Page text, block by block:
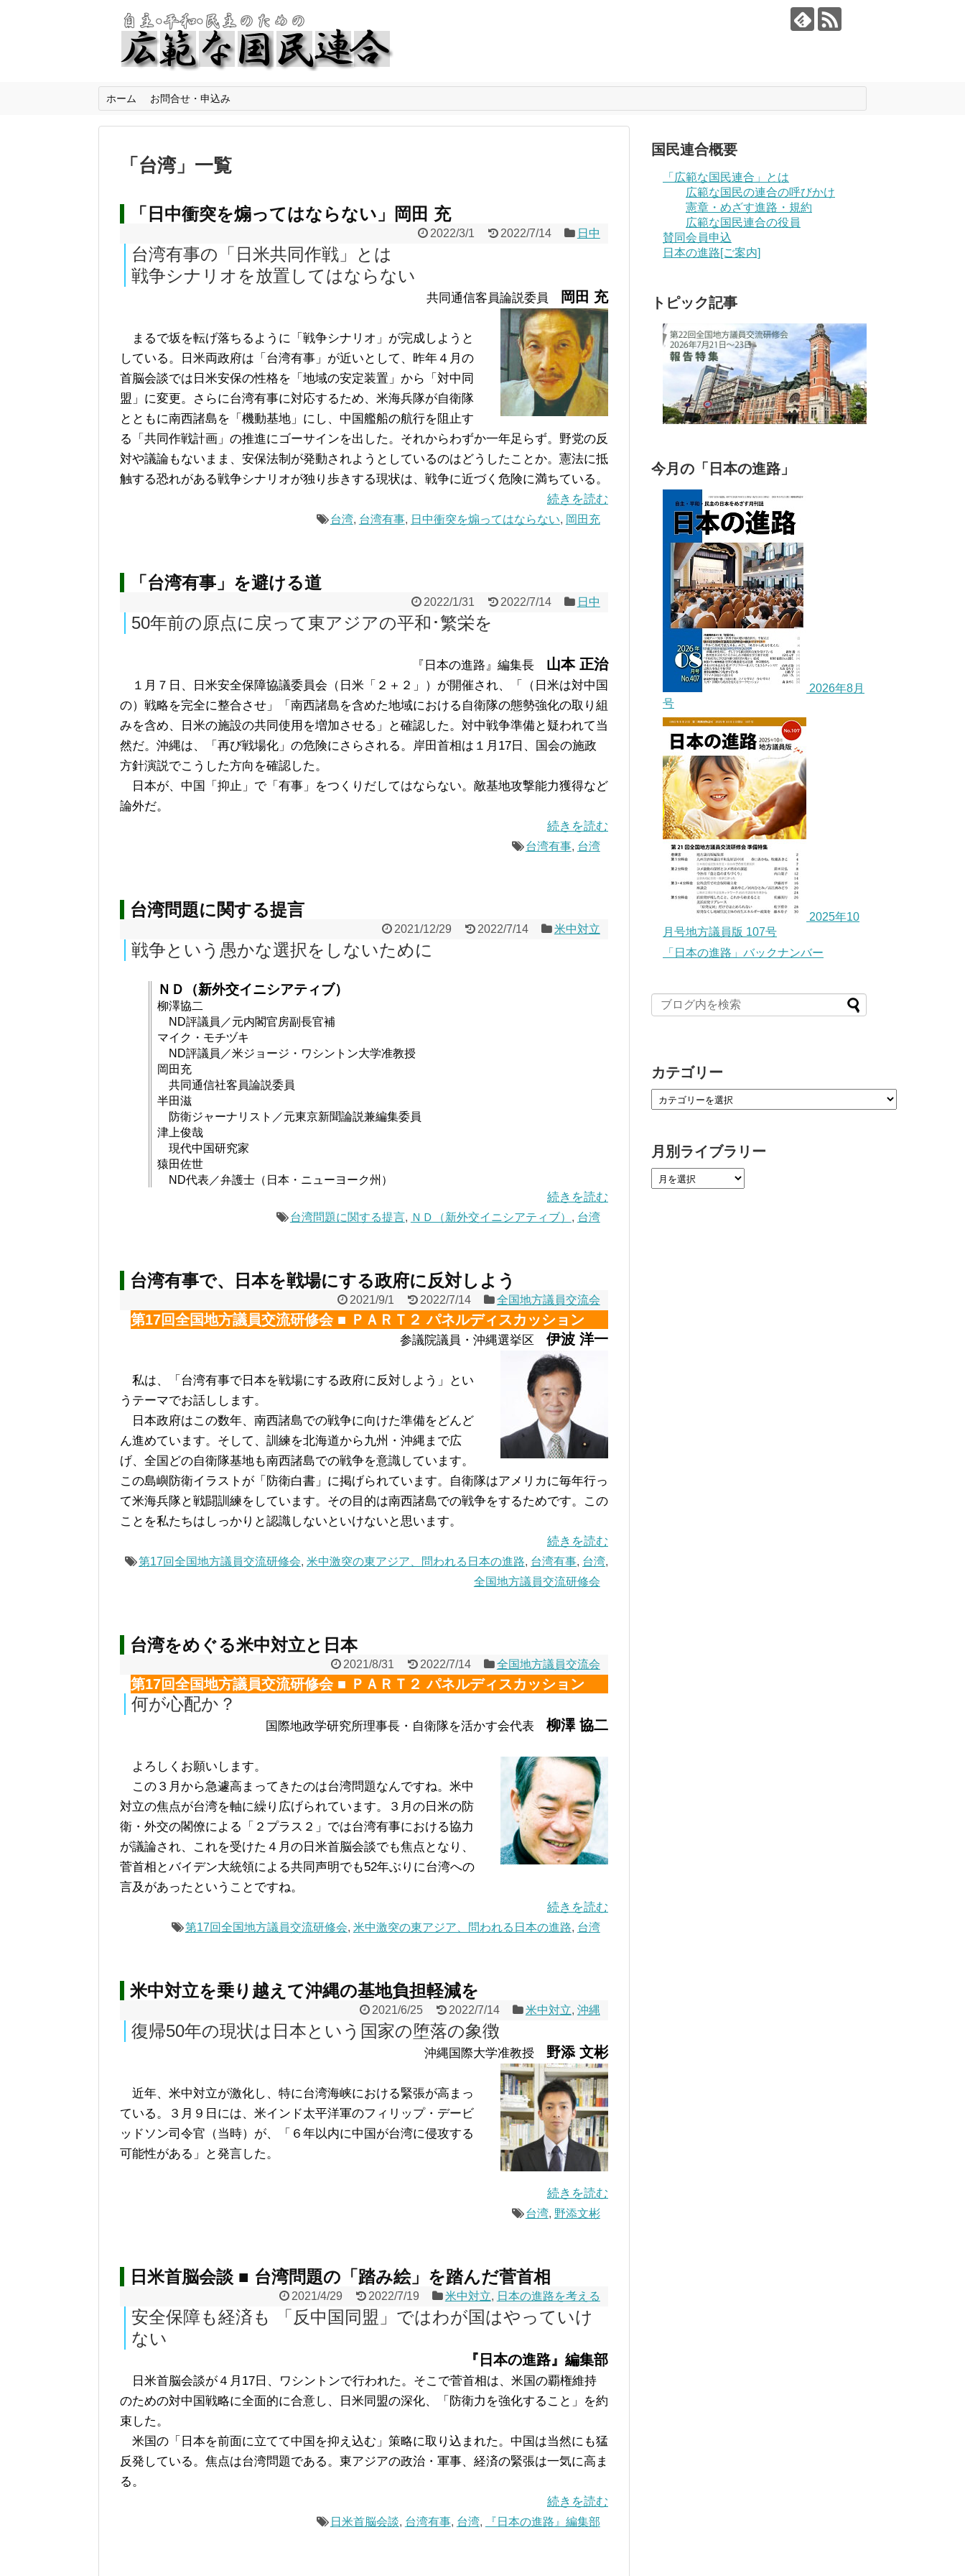
ホーム お問合せ・申込み
「 台湾」 一覧
「日中衝突を煽ってはならない」岡田 充
2022/3/1 2022/7/14 日中
台湾有事の「日米共同作戦」とは
戦争シナリオを放置してはならない
共同通信客員論説委員 岡田 充
まるで坂を転げ落ちるように「戦争シナリオ」が完成しようと
している。日米両政府は「台湾有事」が近いとして、昨年４月の
首脳会談では日米安保の性格を「地域の安定装置」から「対中同
盟」に変更。さらに台湾有事に対応するため、米海兵隊が自衛隊
とともに南西諸島を「機動基地」にし、中国艦船の航行を阻止す
る「共同作戦計画」の推進にゴーサインを出した。それからわずか一年足らず。野党の反
対や議論もないまま、安保法制が発動されようとしているのはどうしたことか。憲法に抵
触する恐れがある戦争シナリオが独り歩きする現状は、戦争に近づく危険に満ちている。
続きを読む
台湾, 台湾有事, 日中衝突を煽ってはならない, 岡田充
「台湾有事」を避ける道
2022/1/31 2022/7/14 日中
50年前の原点に戻って東アジアの平和･繁栄を
『日本の進路』編集長 山本 正治
１月７日、日米安全保障協議委員会（日米「２＋２」）が開催され、「（日米は対中国
の）戦略を完全に整合させ」「南西諸島を含めた地域における自衛隊の態勢強化の取り組
みを含め、日米の施設の共同使用を増加させる」と確認した。対中戦争準備と疑われて当
然だ。沖縄は、「再び戦場化」の危険にさらされる。岸田首相は１月17日、国会の施政
方針演説でこうした方向を確認した。
日本が、中国「抑止」で「有事」をつくりだしてはならない。敵基地攻撃能力獲得など
論外だ。
続きを読む
台湾有事, 台湾
台湾問題に関する提言
2021/12/29 2022/7/14 米中対立
戦争という愚かな選択をしないために
ＮＤ（新外交イニシアティブ）
柳澤協二
ND評議員／元内閣官房副長官補
マイク・モチヅキ
ND評議員／米ジョージ・ワシントン大学准教授
岡田充
共同通信社客員論説委員
半田滋
防衛ジャーナリスト／元東京新聞論説兼編集委員
津上俊哉
現代中国研究家
猿田佐世
ND代表／弁護士（日本・ニューヨーク州）
続きを読む
台湾問題に関する提言, ＮＤ（新外交イニシアティブ） , 台湾
台湾有事で、日本を戦場にする政府に反対しよう
2021/9/1 2022/7/14 全国地方議員交流会
第17回全国地方議員交流研修会 ■ ＰＡＲＴ２ パネルディスカッション
参議院議員・沖縄選挙区 伊波 洋一
私は、「台湾有事で日本を戦場にする政府に反対しよう」とい
うテーマでお話しします。
日本政府はこの数年、南西諸島での戦争に向けた準備をどんど
ん進めています。そして、訓練を北海道から九州・沖縄まで広
げ、全国どの自衛隊基地も南西諸島での戦争を意識しています。
この島嶼防衛イラストが「防衛白書」に掲げられています。自衛隊はアメリカに毎年行っ
て米海兵隊と戦闘訓練をしています。その目的は南西諸島での戦争をするためです。この
ことを私たちはしっかりと認識しないといけないと思います。
続きを読む
第17回全国地方議員交流研修会, 米中激突の東アジア、問われる日本の進路, 台湾有事, 台湾,
全国地方議員交流研修会
台湾をめぐる米中対立と日本
2021/8/31 2022/7/14 全国地方議員交流会
第17回全国地方議員交流研修会 ■ ＰＡＲＴ２ パネルディスカッション
何が心配か？
国際地政学研究所理事長・自衛隊を活かす会代表 柳澤 協二
よろしくお願いします。
この３月から急遽高まってきたのは台湾問題なんですね。米中
対立の焦点が台湾を軸に繰り広げられています。３月の日米の防
衛・外交の閣僚による「２プラス２」では台湾有事における協力
が議論され、これを受けた４月の日米首脳会談でも焦点となり、
菅首相とバイデン大統領による共同声明でも52年ぶりに台湾への
言及があったということですね。
続きを読む
第17回全国地方議員交流研修会, 米中激突の東アジア、問われる日本の進路, 台湾
米中対立を乗り越えて沖縄の基地負担軽減を
2021/6/25 2022/7/14 米中対立, 沖縄
復帰50年の現状は日本という国家の堕落の象徴
沖縄国際大学准教授 野添 文彬
近年、米中対立が激化し、特に台湾海峡における緊張が高まっ
ている。３月９日には、米インド太平洋軍のフィリップ・デービ
ッドソン司令官（当時）が、「６年以内に中国が台湾に侵攻する
可能性がある」と発言した。
続きを読む
台湾, 野添文彬
日米首脳会談 ■ 台湾問題の「踏み絵」を踏んだ菅首相
2021/4/29 2022/7/19 米中対立, 日本の進路を考える
安全保障も経済も 「反中国同盟」ではわが国はやっていけ
ない
『日本の進路』編集部
日米首脳会談が４月17日、ワシントンで行われた。そこで菅首相は、米国の覇権維持
のための対中国戦略に全面的に合意し、日米同盟の深化、「防衛力を強化すること」を約
束した。
米国の「日本を前面に立てて中国を抑え込む」策略に取り込まれた。中国は当然にも猛
反発している。焦点は台湾問題である。東アジアの政治・軍事、経済の緊張は一気に高ま
る。
続きを読む
日米首脳会談, 台湾有事, 台湾, 『日本の進路』編集部
国民連合概要
「広範な国民連合」とは
広範な国民の連合の呼びかけ
憲章・めざす進路・規約
広範な国民連合の役員
賛同会員申込
日本の進路[ご案内]
トピック記事
今月の「日本の進路」
2026年8月
号
2025年10
月号地方議員版 107号
「日本の進路」バックナンバー
カテゴリー
月別ライブラリー